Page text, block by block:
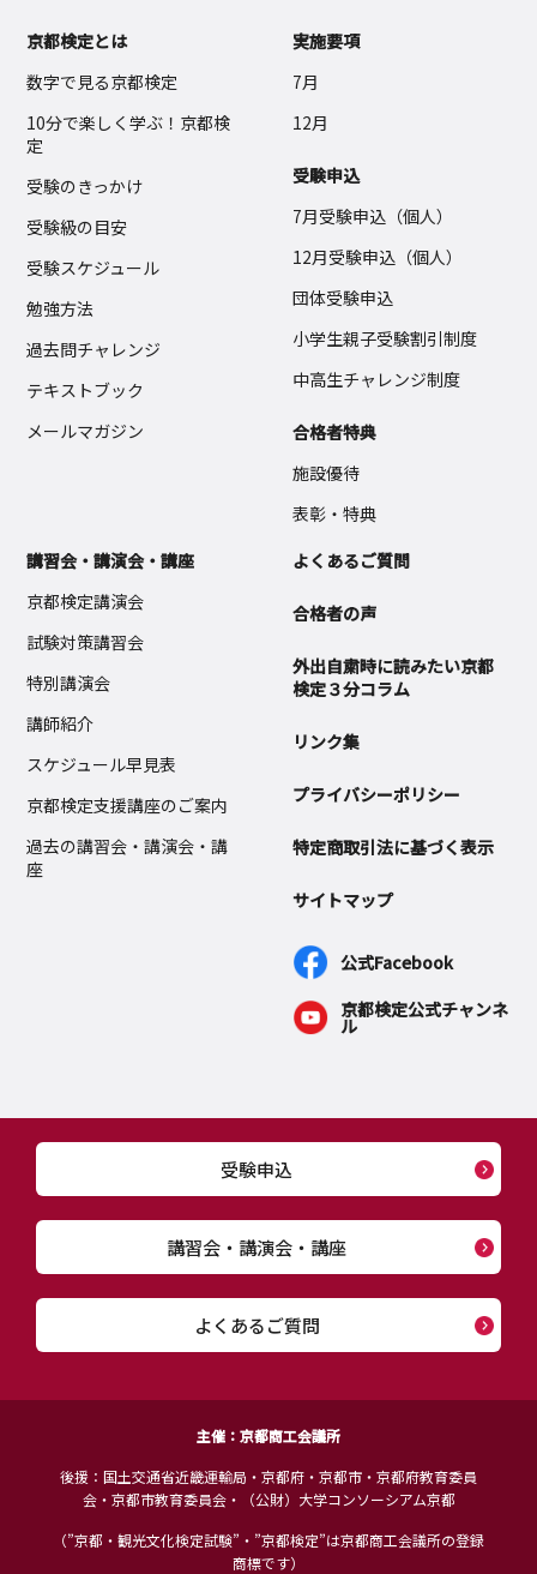
京都検定とは
数字で見る京都検定
10分で楽しく学ぶ！京都検
定
受験のきっかけ
受験級の目安
受験スケジュール
勉強方法
過去問チャレンジ
テキストブック
メールマガジン
実施要項
7月
12月
受験申込
7月受験申込（個人）
12月受験申込（個人）
団体受験申込
小学生親子受験割引制度
中高生チャレンジ制度
合格者特典
施設優待
表彰・特典
講習会・講演会・講座
京都検定講演会
試験対策講習会
特別講演会
講師紹介
スケジュール早見表
京都検定支援講座のご案内
過去の講習会・講演会・講
座
よくあるご質問
合格者の声
外出自粛時に読みたい京都
検定３分コラム
リンク集
プライバシーポリシー
特定商取引法に基づく表示
サイトマップ
公式Facebook
京都検定公式チャンネ
ル
受験申込
講習会・講演会・講座
よくあるご質問
主催：京都商工会議所
後援：国土交通省近畿運輸局・京都府・京都市・京都府教育委員
会・京都市教育委員会・（公財）大学コンソーシアム京都
（”京都・観光文化検定試験”・”京都検定”は京都商工会議所の登録
商標です）